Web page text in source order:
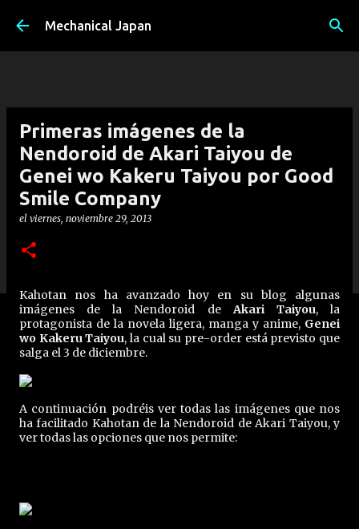
Ir al contenido principal
Mechanical Japan
Primeras imágenes de la
Nendoroid de Akari Taiyou de
Genei wo Kakeru Taiyou por Good
Smile Company
el viernes, noviembre 29, 2013
Kahotan nos ha avanzado hoy en su blog algunas
imágenes de la Nendoroid deAkari Taiyou, la
protagonista de la novela ligera, manga y anime, Genei
wo Kakeru Taiyou, la cual su pre-order está previsto que
salga el 3 de diciembre.
A continuación podréis ver todas las imágenes que nos
ha facilitado Kahotan de la Nendoroid de Akari Taiyou, y
ver todas las opciones que nos permite: